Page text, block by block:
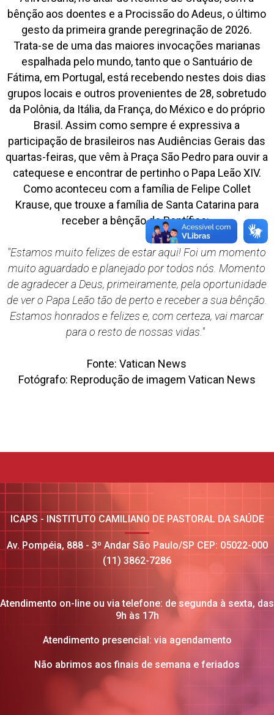
bênção aos doentes e a Procissão do Adeus, o último
gesto da primeira grande peregrinação de 2026.
Trata-se de uma das maiores invocações marianas
espalhada pelo mundo, tanto que o Santuário de
Fátima, em Portugal, está recebendo nestes dois dias
grupos locais e outros provenientes de 28, sobretudo
da Polônia, da Itália, da França, do México e do próprio
Brasil. Assim como sempre é expressiva a
participação de brasileiros nas Audiências Gerais das
quartas-feiras, que vêm à Praça São Pedro para ouvir a
catequese e encontrar de pertinho o Papa Leão XIV.
Como aconteceu com a família de Felipe Collet
Krause, que trouxe a família de Santa Catarina para
receber a bênção do Pontífice:
"Estamos muito felizes de estar aqui! Foi um momento
muito aguardado e planejado por todos nós. Momento
de agradecer a Deus, primeiramente, pela oportunidade
de ver o Papa Leão tão de perto e receber a sua bênção.
Estamos honrados e felizes e, com certeza, vai marcar
para o resto de nossas vidas."
Fonte: Vatican News
Fotógrafo: Reprodução de imagem Vatican News
ICAPS - INSTITUTO CAMILIANO DE PASTORAL DA SAÚDE
Av. Pompéia, 888 - 3º Andar São Paulo/SP CEP: 05022-000
(11) 3862-7286
Atendimento on-line ou via telefone: de segunda à sexta, das
9h às 17h
Atendimento presencial: via agendamento
Não abrimos aos finais de semana e feriados